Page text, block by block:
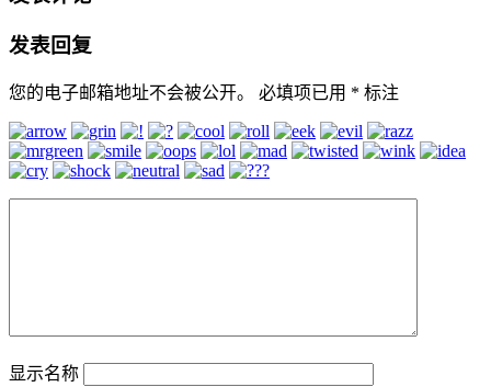
发表回复
您的电子邮箱地址不会被公开。 必填项已用 * 标注
显示名称